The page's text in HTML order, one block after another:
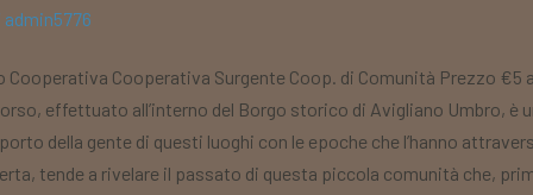
admin5776
Cooperativa Surgente Coop. di Comunità Prezzo €5
effettuato all’interno del Borgo storico di Avigliano Umbro, è
della gente di questi luoghi con le epoche che l’hanno
tende a rivelare il passato di questa piccola comunità che,